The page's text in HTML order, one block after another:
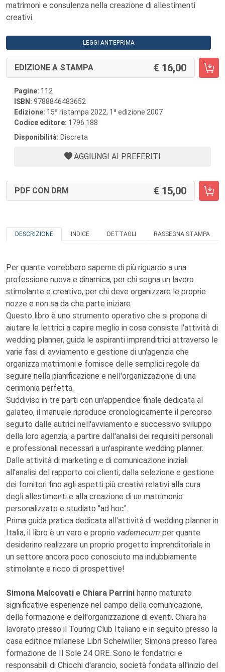
matrimoni e consulenza nella creazione di allestimenti
creativi.
LEGGI ANTEPRIMA
EDIZIONE A STAMPA 16,00
Pagine: 112
ISBN: 9788846483652
Edizione: 15a ristampa 2022, 1 a edizione 2007
Codice editore: 1796.188
Disponibilità: Discreta
AGGIUNGI AI PREFERITI
PDF CON DRM 15,00
DESCRIZIONE INDICE DETTAGLI RASSEGNA STAMPA
Per quante vorrebbero saperne di più riguardo a una
professione nuova e dinamica, per chi sogna un lavoro
stimolante e creativo, per chi deve organizzare le proprie
nozze e non sa da che parte iniziare
Questo libro è uno strumento operativo che si propone di
aiutare le lettrici a capire meglio in cosa consiste l'attività di
wedding planner, guida le aspiranti imprenditrici attraverso le
varie fasi di avviamento e gestione di un'agenzia che
organizza matrimoni e fornisce delle semplici regole da
seguire nella pianificazione e nell'organizzazione di una
cerimonia perfetta.
Suddiviso in tre parti con un'appendice finale dedicata al
galateo, il manuale riproduce cronologicamente il percorso
seguito dalle autrici nell'avviamento e successivo sviluppo
della loro agenzia, a partire dall'analisi dei requisiti personali
e professionali necessari a un'aspirante wedding planner.
Dalle attività di marketing e di comunicazione iniziali
all'analisi del rapporto coi clienti; dalla selezione e gestione
dei fornitori fino agli aspetti più creativi relativi alla cura
degli allestimenti e alla creazione di un matrimonio
personalizzato e studiato "ad hoc".
Prima guida pratica dedicata all'attività di wedding planner in
Italia, il libro è un vero e proprio vademecum per quante
desiderino realizzare un proprio progetto imprenditoriale in
un settore ancora poco conosciuto ma indubbiamente
stimolante e ricco di prospettive!
Simona Malcovati e Chiara Parrini hanno maturato
significative esperienze nel campo della comunicazione,
della formazione e dell'organizzazione di eventi. Chiara ha
lavorato presso il Touring Club Italiano e in seguito presso la
casa editrice milanese Libri Scheiwiller, Simona presso l'area
formazione de Il Sole 24 ORE. Sono le fondatrici e
responsabili di Chicchi d'arancio, società fondata all'inizio del